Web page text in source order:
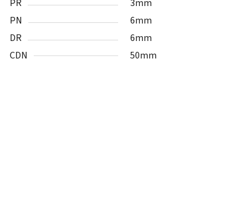
PR
3mm
PN
6mm
DR
6mm
CDN
50mm